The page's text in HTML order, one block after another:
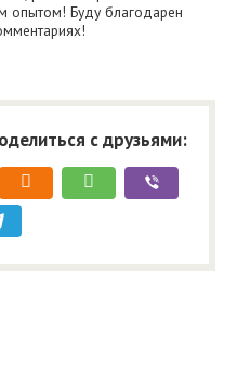
опытом! Буду благодарен
с друзьями: